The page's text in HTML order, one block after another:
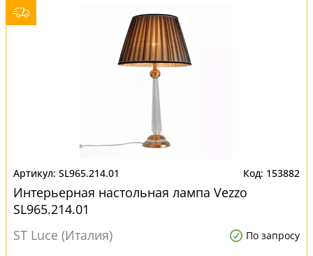
SL965.214.01 153882
Интерьерная настольная лампа Vezzo
SL965.214.01
ST Luce (Италия)
По запросу